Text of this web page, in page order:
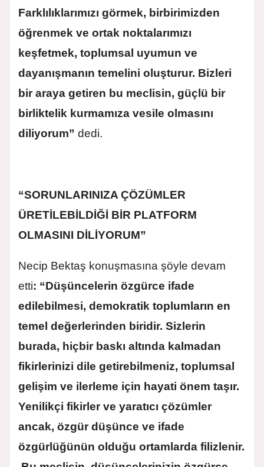
Farklılıklarımızı görmek, birbirimizden
öğrenmek ve ortak noktalarımızı
keşfetmek, toplumsal uyumun ve
dayanışmanın temelini oluşturur. Bizleri
bir araya getiren bu meclisin, güçlü bir
birliktelik kurmamıza vesile olmasını
diliyorum” dedi.
“SORUNLARINIZA ÇÖZÜMLER
ÜRETİLEBİLDİĞİ BİR PLATFORM
OLMASINI DİLİYORUM”
Necip Bektaş konuşmasına şöyle devam
etti: “Düşüncelerin özgürce ifade
edilebilmesi, demokratik toplumların en
temel değerlerinden biridir. Sizlerin
burada, hiçbir baskı altında kalmadan
fikirlerinizi dile getirebilmeniz, toplumsal
gelişim ve ilerleme için hayati önem taşır.
Yenilikçi fikirler ve yaratıcı çözümler
ancak, özgür düşünce ve ifade
özgürlüğünün olduğu ortamlarda filizlenir.